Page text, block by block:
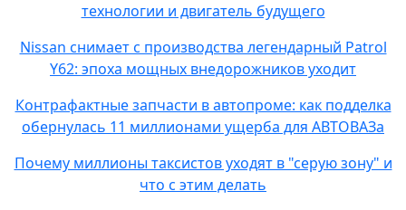
технологии и двигатель будущего
Nissan снимает с производства легендарный Patrol
Y62: эпоха мощных внедорожников уходит
Контрафактные запчасти в автопроме: как подделка
обернулась 11 миллионами ущерба для АВТОВАЗа
Почему миллионы таксистов уходят в "серую зону" и
что с этим делать